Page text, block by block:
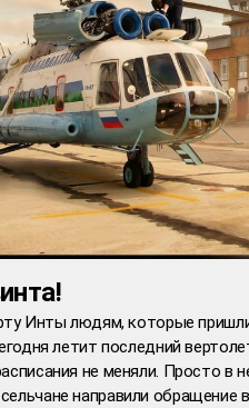
Инты людям, которые
летит последний
не меняли. Просто в
направили